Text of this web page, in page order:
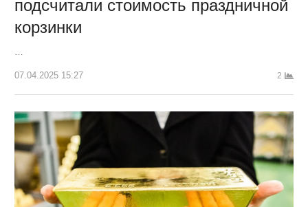
подсчитали стоимость праздничной
корзинки
07.04.2025 15:27 2